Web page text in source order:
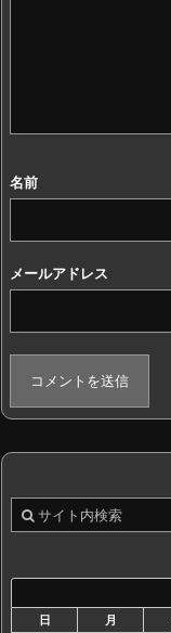
名前
メールアドレス
日
月